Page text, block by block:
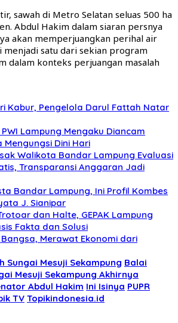
sawah di Metro Selatan seluas 500 ha
Abdul Hakim dalam siaran persnya
akan memperjuangkan perihal air
menjadi satu dari sekian program
dalam konteks perjuangan masalah
Kabur, Pengelola Darul Fattah Natar
Lampung Mengaku Diancam
Dini Hari
Walikota Bandar Lampung Evaluasi
Transparansi Anggaran Jadi
Bandar Lampung, Ini Profil Kombes
J. Sianipar
dan Halte, GEPAK Lampung
Fakta dan Solusi
Merawat Ekonomi dari
Sungai Mesuji Sekampung Balai
Mesuji Sekampung Akhirnya
Abdul Hakim Ini Isinya PUPR
TV Topikindonesia.id